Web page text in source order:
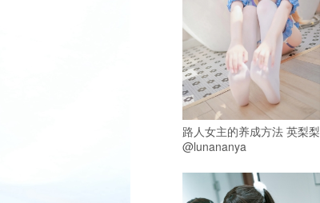
路人女主的养成方法 英梨梨
@lunananya